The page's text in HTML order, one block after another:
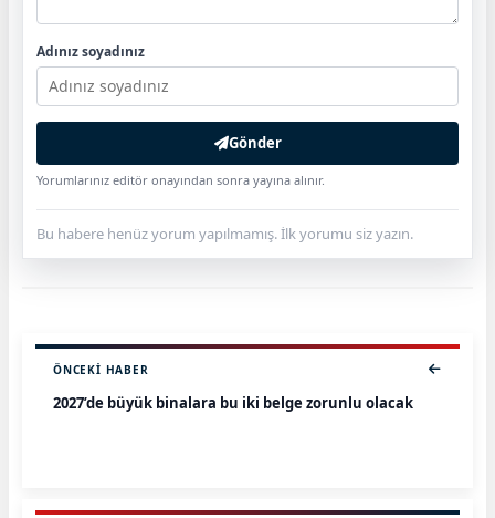
Adınız soyadınız
Gönder
Yorumlarınız editör onayından sonra yayına alınır.
Bu habere henüz yorum yapılmamış. İlk yorumu siz yazın.
ÖNCEKI HABER
2027’de büyük binalara bu iki belge zorunlu olacak